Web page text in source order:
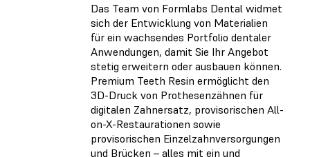
Das Team von Formlabs Dental widmet
sich der Entwicklung von Materialien
für ein wachsendes Portfolio dentaler
Anwendungen, damit Sie Ihr Angebot
stetig erweitern oder ausbauen können.
Premium Teeth Resin ermöglicht den
3D-Druck von Prothesenzähnen für
digitalen Zahnersatz, provisorischen All-
on-X-Restaurationen sowie
provisorischen Einzelzahnversorgungen
und Brücken – alles mit ein und